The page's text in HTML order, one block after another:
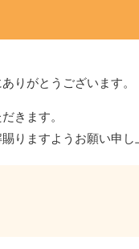
りがとうございます。
きます。
りますようお願い申し